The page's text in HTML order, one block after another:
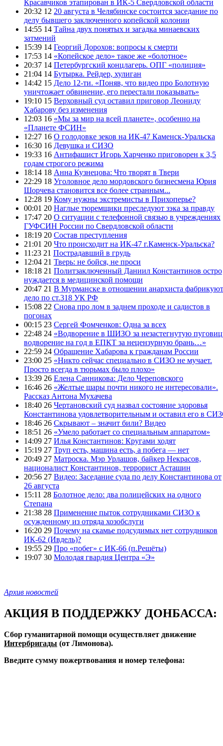
Красавчиков этапирован в ИК-5 Свердловской области
20:32 12 20 августа в Челябинске состоится заседание по
делу бывшего заключенного копейской колонии
14:55 14 Тайна двух понятых и загадка минаевских
затмений
15:39 14 Георгий Дорохов: вопросы к смерти
17:53 14 «Копейское дело» такое же «болотное»
20:37 14 Петербургский концлагерь. ОПГ «полиция»
21:04 14 Бутырка. Рейдер, хулиган
14:42 15 Дело 12-ти. «Поняв, что видео про Болотную
уничтожает обвинение, его перестали показывать»
19:10 15 Верховный суд оставил приговор Леониду
Хабарову без изменения
12:03 16 «Мы за мир на всей планете», особенно на
«Планете ФСИН»
12:27 16 О голодовке зеков на ИК-47 Каменск-Уральска
16:30 16 Девушка и СИЗО
19:33 16 Антифашист Игорь Харченко приговорен к 3,5
годам строгого режима
18:14 18 Анна Кузнецова: Что творят в Твери
22:29 18 Уголовное дело мордовского бизнесмена Юрия
Шорчева становится все более странным...
12:28 19 Кому нужны экстремисты в Прихоперье?
00:01 20 Наглые тюремщики преследуют зэка за правду
17:47 20 О ситуации с телефонной связью в учреждениях
ГУФСИН России по Свердловской области
18:19 20 Состав преступления
21:01 20 Что происходит на ИК-47 г.Каменск-Уральска?
11:23 21 Пострадавший в грудь
12:04 21 Тверь: не бойся, не проси
18:18 21 Политзаключенный Даниил Константинов остро
нуждается в медицинской помощи
20:47 21 В Мурманске в отношении анархиста фабрикуют
дело по ст.318 УК РФ
15:08 22 Снова про лом в заднем проходе и садистов в
погонах
00:15 23 Сергей Фомченков: Одна за всех
22:48 24 «Водворение в ШИЗО за незастегнутую
водворение на год в ЕПКТ за нецензурную брань…»
22:59 24 Обращение Хабарова к гражданам России
23:00 25 «Никто сейчас специально в СИЗО не мучает.
Просто всегда в тюрьмах было плохо»
13:39 26 Елена Санникова: Дело Череповского
16:46 26 «Желтые шары почти никого не интересовали».
Рассказ Антона Мухачева
18:40 26 Чертановский суд назвал состояние здоровья
Константинова удовлетворительным и оставил его в
18:46 26 Скрывают – значит били? Видео
18:51 26 «Умело работает со специальным аппаратом»
14:09 27 Илья Константинов: Кругами ходят
15:19 27 Труп есть, машина есть, а побега — нет
20:49 27 Матроска. Мэр Урлашов, байкер Некрасов,
националист Константинов, террорист Асташин
20:56 27 Видео: Заседание суда по делу Константинова от
26 августа
15:11 28 Болотное дело: два полицейских на одного
Степана
21:38 28 Применение пыток сотрудниками СИЗО к
осужденному из отряда хозобслуги
16:20 29 Почему на скамье подсудимых нет сотрудников
ИК-62 (Ивдель)?
19:55 29 Про «побег» с ИК-66 (п.Решёты)
19:07 30 Молодая гвардия Центра «Э»
Архив новостей
АКЦИЯ В ПОДДЕРЖКУ ДОНБАССА:
Сбор гуманитарной помощи осуществляет движение
Интербригады (от Лимонова).
Введите сумму пожертвования и номер телефона: